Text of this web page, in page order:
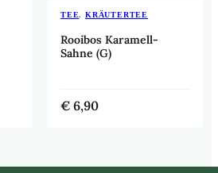
TEE,KRÄUTERTEE
Rooibos Karamell-
Sahne (G)
€ 6,90